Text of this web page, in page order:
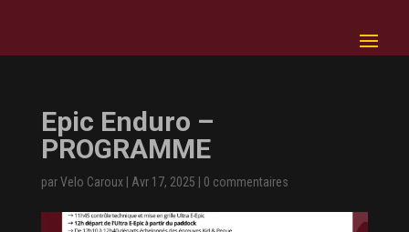
Epic Enduro –
PROGRAMME
parVelo Caroux| Avr 17, 2025 0 commentaires